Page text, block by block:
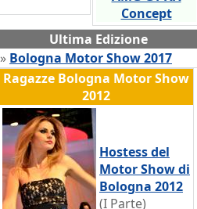
Concept
Ultima Edizione
» Bologna Motor Show 2017
Ragazze Bologna Motor Show
2012
Hostess del
Motor Show di
Bologna 2012
(I Parte)